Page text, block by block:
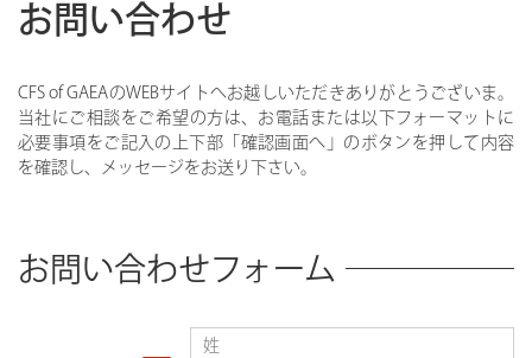
お問い合わせ
CFS of GAEAのWEBサイトへお越しいただきありがとうございま。
当社にご相談をご希望の方は、お電話または以下フォーマットに
必要事項をご記入の上下部「確認画面へ」のボタンを押して内容
を確認し、メッセージをお送り下さい。
お問い合わせフォーム